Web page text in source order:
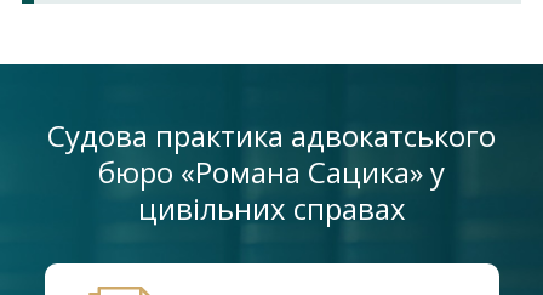
Судова практика адвокатського
бюро «Романа Сацика» у
цивільних справах